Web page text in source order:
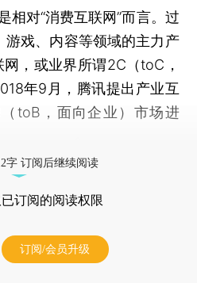
对“消费互联网”而言。过
戏、内容等领域的主力产
，或业界所谓2C（toC，
年9月，腾讯提出产业互
toB，面向企业）市场进
字 订阅后继续阅读
订阅的阅读权限
订阅/会员升级